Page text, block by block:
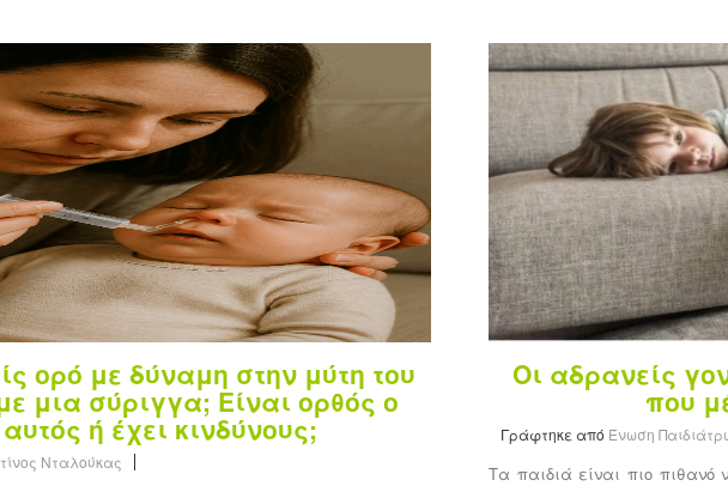
ορό με δύναμη στην μύτη του
μια σύριγγα; Είναι ορθός ο
ή έχει κινδύνους;
Νταλούκας
Οι αδρανείς
που
Γράφτηκε από Ένωση
Τα παιδιά είναι πιο πιθανό